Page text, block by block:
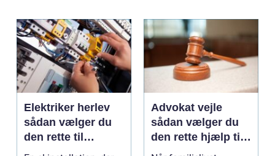
Elektriker herlev
sådan vælger du
den rette til
opgaven
Advokat vejle
sådan vælger du
den rette hjælp til
familien